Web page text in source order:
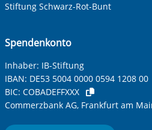
Stiftung Schwarz-Rot-Bunt
Spendenkonto
Inhaber: IB-Stiftung
IBAN: DE53 5004 0000 0594 1208 00
BIC: COBADEFFXXX
Commerzbank AG, Frankfurt am